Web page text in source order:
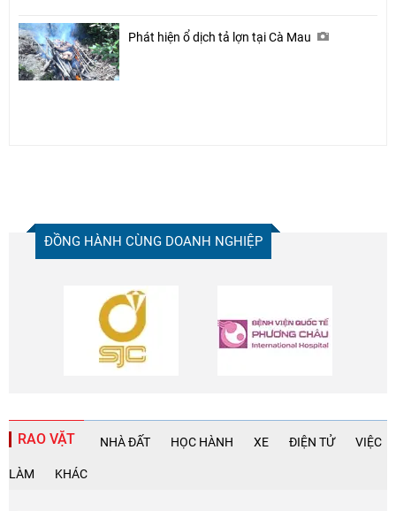
Phát hiện ổ dịch tả lợn tại Cà Mau
ĐỒNG HÀNH CÙNG DOANH NGHIỆP
RAO VẶT NHÀ ĐẤT HỌC HÀNH XE ĐIỆN TỬ VIỆC
LÀM KHÁC